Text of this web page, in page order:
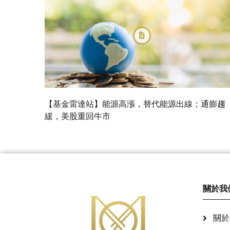
【基金雷達站】能源高漲，替代能源出線；通膨趨
緩，美股重回牛市
關於我
關